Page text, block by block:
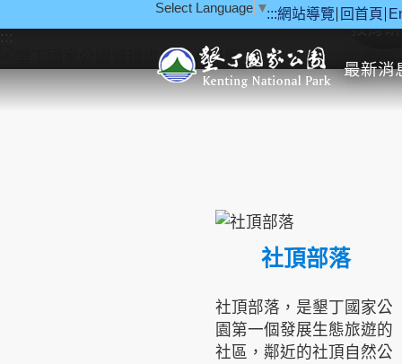
:::網站導覽 回首頁
Select Language ▼
最新消
::: 教育
社頂部落
社頂部落，是墾丁國家公
園第一個發展生態旅遊的
社區，鄰近的社頂自然公